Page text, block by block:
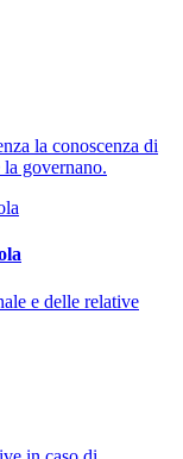
la conoscenza di
la governano.
e delle relative